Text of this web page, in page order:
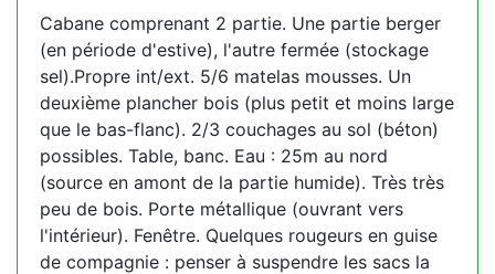
Cabane comprenant 2 partie. Une partie berger
(en période d'estive), l'autre fermée (stockage
sel).Propre int/ext. 5/6 matelas mousses. Un
deuxième plancher bois (plus petit et moins large
que le bas-flanc). 2/3 couchages au sol (béton)
possibles. Table, banc. Eau : 25m au nord
(source en amont de la partie humide). Très très
peu de bois. Porte métallique (ouvrant vers
l'intérieur). Fenêtre. Quelques rougeurs en guise
de compagnie : penser à suspendre les sacs la